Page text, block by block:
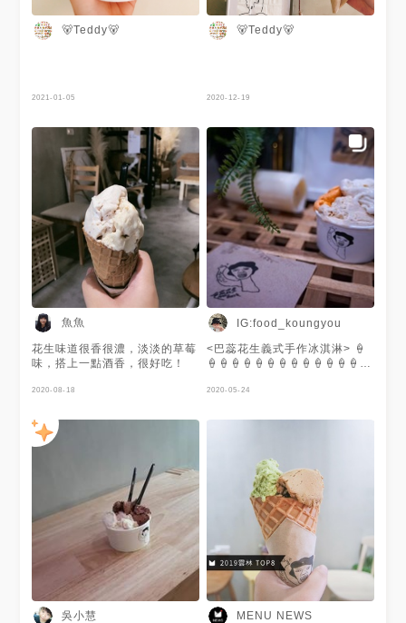
🐻Teddy🐻
2021-01-05
🐻Teddy🐻
2020-12-19
魚魚
花生味道很香很濃，淡淡的草莓
味，搭上一點酒香，很好吃！
2020-08-18
IG:food_koungyou
<巴蕊花生義式手作冰淇淋> 🍦
🍦🍦🍦🍦🍦🍦🍦🍦🍦🍦🍦🍦🍦
店，店裡的環境佈置的有點網美
冰品的品項沒有說很多，那天晚
可以接受的範圍！ 🍧🍧🍧🍧🍧
🍧🍧🍧🍧🍧🍧🍧🍧🍧 🔸巴蕊花
生口味 🔸泰式手標奶茶 🔸蜂蜜
牛奶 🔸貝斯禮奶酒 今天吃的四
種口味，最喜歡的是花生，花生
的香氣搭配上冰淇淋綿綿的口
感，超級好吃！ 其中最特別的
是奶酒口味，完完全全的保存了
奶酒的香氣，吃起來超香的！
如果有來斗六可以來吃看看，試
一下其他口味，不過內用只有到
2020-05-24
吳小慧 MENU NEWS